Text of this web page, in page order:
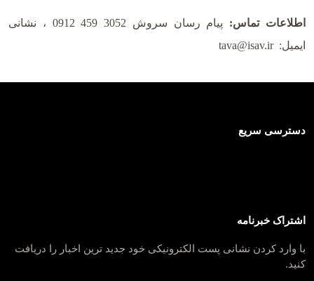
اطلاعات تماس:
پیام رسان سروش 3052 459 0912 ، نشانی
ایمیل: tava@isav.ir
دسترسی سریع
اشتراک خبرنامه
با وارد کردن نشانی پست الکترونیکی خود جدید ترین اخبار را دریافت
کنید.